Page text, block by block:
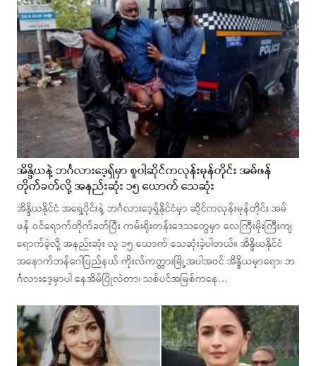
အိန္ဒိယနဲ့ ဘင်္ဂလားဒေ့ရှ်မှာ စူပါဆိုင်ကလုန်းမုန်တိုင်း အမ်ဖန်
တိုက်ခတ်လို့ အနည်းဆုံး ၁၅ ယောက် သေဆုံး
အိန္ဒိယနိုင်ငံ အရှေ့ပိုင်းနဲ့ ဘင်္ဂလားဒေ့ရှ်နိုင်ငံမှာ ဆိုင်ကလုန်းမုန်တိုင်း အမ်
ဖန် ဝင်ရောက်တိုက်ခတ်ပြီး ကမ်းရိုးတန်းဒေသတွေမှာ လေကြီးမိုးကြီးကျ
ရောက်ခဲ့လို့ အနည်းဆုံး လူ ၁၅ ယောက် သေဆုံးခဲ့ပါတယ်။ အိန္ဒိယနိုင်ငံ
အနောက်ဘန်ဂေါပြည်နယ် ကိုးလ်ကတ္တားမြို့အပါအဝင် အိန္ဒိယမှာရော၊ ဘ
င်္ဂလားဒေ့မှာပါ နေအိမ်ပြိုလဲတာ၊ သစ်ပင်အမြစ်ကနေ…